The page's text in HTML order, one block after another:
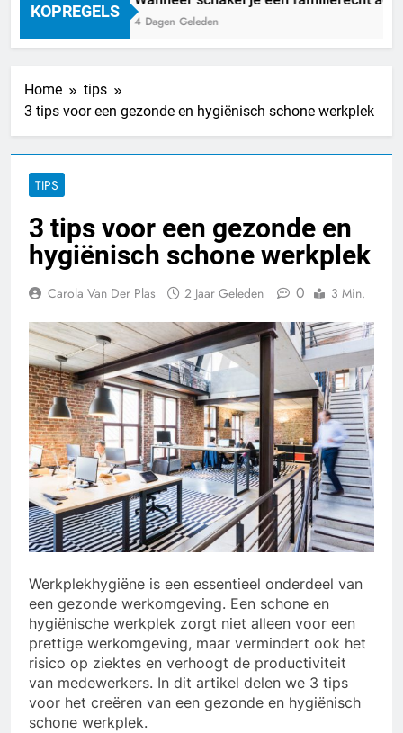
KOPREGELS
4 Dagen Geleden
Home
tips
3 tips voor een gezonde en hygiënisch schone werkplek
TIPS
3 tips voor een gezonde en
hygiënisch schone werkplek
Carola Van Der Plas 2 Jaar Geleden 0 3 Min.
Werkplekhygiëne is een essentieel onderdeel van
een gezonde werkomgeving. Een schone en
hygiënische werkplek zorgt niet alleen voor een
prettige werkomgeving, maar vermindert ook het
risico op ziektes en verhoogt de productiviteit
van medewerkers. In dit artikel delen we 3 tips
voor het creëren van een gezonde en hygiënisch
schone werkplek.